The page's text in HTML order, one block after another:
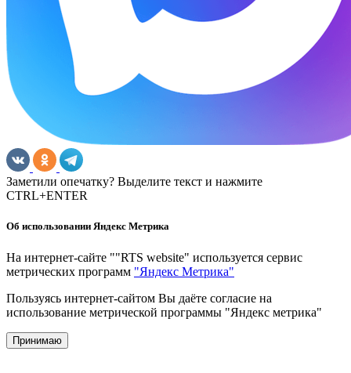
Заметили опечатку? Выделите текст и нажмите
CTRL+ENTER
Об использовании Яндекс Метрика
На интернет-сайте ""RTS website" используется сервис
метрических программ "Яндекс Метрика"
Пользуясь интернет-сайтом Вы даёте согласие на
использование метрической программы "Яндекс метрика"
Принимаю